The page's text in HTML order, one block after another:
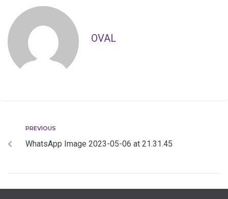
OVAL
PREVIOUS
WhatsApp Image 2023-05-06 at 21.31.45